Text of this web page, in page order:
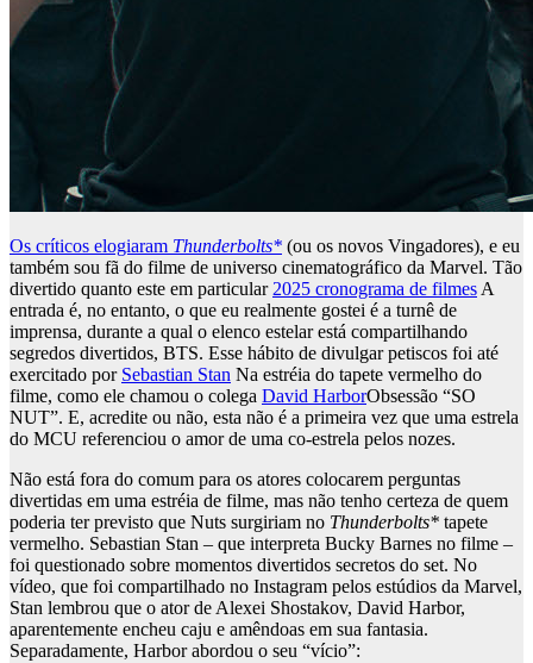
Os críticos elogiaram Thunderbolts* (ou os novos Vingadores), e eu
também sou fã do filme de universo cinematográfico da Marvel. Tão
divertido quanto este em particular2025 cronograma de filmesA
entrada é, no entanto, o que eu realmente gostei é a turnê de
imprensa, durante a qual o elenco estelar está compartilhando
segredos divertidos, BTS. Esse hábito de divulgar petiscos foi até
exercitado por Sebastian Stan Na estréia do tapete vermelho do
filme, como ele chamou o colega David HarborObsessão “SO
NUT”. E, acredite ou não, esta não é a primeira vez que uma estrela
do MCU referenciou o amor de uma co-estrela pelos nozes.
Não está fora do comum para os atores colocarem perguntas
divertidas em uma estréia de filme, mas não tenho certeza de quem
poderia ter previsto que Nuts surgiriam no Thunderbolts* tapete
vermelho. Sebastian Stan – que interpreta Bucky Barnes no filme –
foi questionado sobre momentos divertidos secretos do set. No
vídeo, que foi compartilhado no Instagram pelos estúdios da Marvel,
Stan lembrou que o ator de Alexei Shostakov, David Harbor,
aparentemente encheu caju e amêndoas em sua fantasia.
Separadamente, Harbor abordou o seu “vício”: